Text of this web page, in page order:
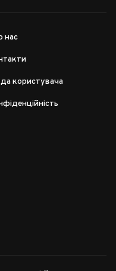
нас
користувача